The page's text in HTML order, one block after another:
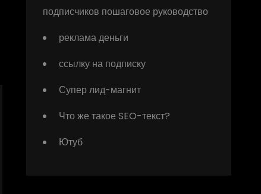
подписчиков пошаговое руководство
реклама деньги
ссылку на подписку
Супер лид-магнит
Что же такое SEO-текст?
Ютуб